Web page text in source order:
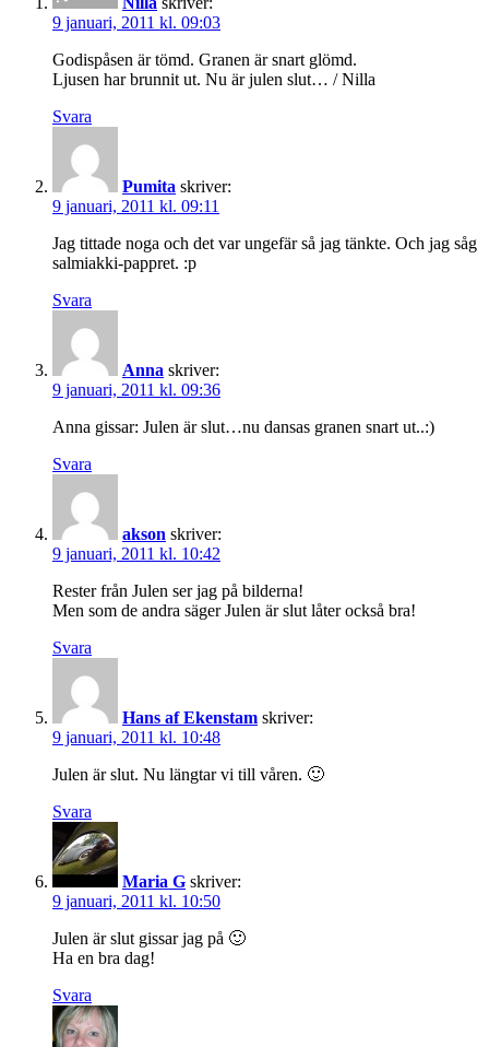
9 januari, 2011 kl. 09:03
Godispåsen är tömd. Granen är snart glömd.
Ljusen har brunnit ut. Nu är julen slut… / Nilla
Svara
Pumita skriver:
9 januari, 2011 kl. 09:11
Jag tittade noga och det var ungefär så jag tänkte. Och jag såg
salmiakki-pappret. :p
Svara
Anna skriver:
9 januari, 2011 kl. 09:36
Anna gissar: Julen är slut…nu dansas granen snart ut..:)
Svara
akson skriver:
9 januari, 2011 kl. 10:42
Rester från Julen ser jag på bilderna!
Men som de andra säger Julen är slut låter också bra!
Svara
Hans af Ekenstam skriver:
9 januari, 2011 kl. 10:48
Julen är slut. Nu längtar vi till våren. 🙂
Svara
Maria G skriver:
9 januari, 2011 kl. 10:50
Julen är slut gissar jag på 🙂
Ha en bra dag!
Svara